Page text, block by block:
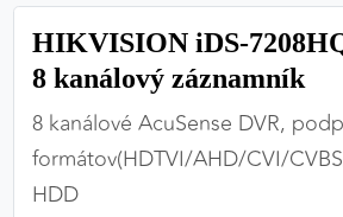
HIKVISION iDS-
8 kanálový záznamník
8 kanálové AcuSense DVR,
formátov(HDTVI/AHD/CVI/
HDD
zabezpečiť jej plnú funkčnosť.
PREFERENČNÉ